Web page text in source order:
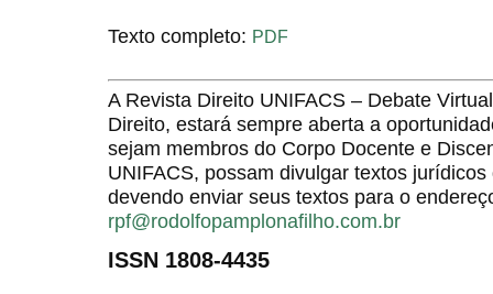
Texto completo: PDF
A Revista Direito UNIFACS – Debate
Direito, estará sempre aberta a
sejam membros do Corpo Docente e
UNIFACS, possam divulgar textos
devendo enviar seus textos para o
rpf@rodolfopamplonafilho.com.br
ISSN 1808-4435